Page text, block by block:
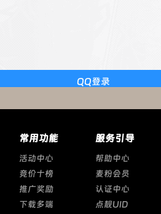
QQ登录
常用功能
活动中心
竞价十榜
推广奖励
下载多端
服务引导
帮助中心
麦粉会员
认证中心
点靓UID